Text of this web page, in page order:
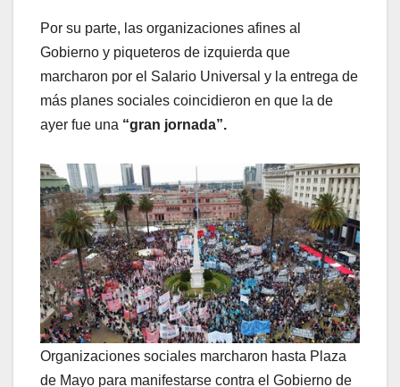
Por su parte, las organizaciones afines al
Gobierno y piqueteros de izquierda que
marcharon por el Salario Universal y la entrega de
más planes sociales coincidieron en que la de
ayer fue una “gran jornada”.
Organizaciones sociales marcharon hasta Plaza
de Mayo para manifestarse contra el Gobierno de